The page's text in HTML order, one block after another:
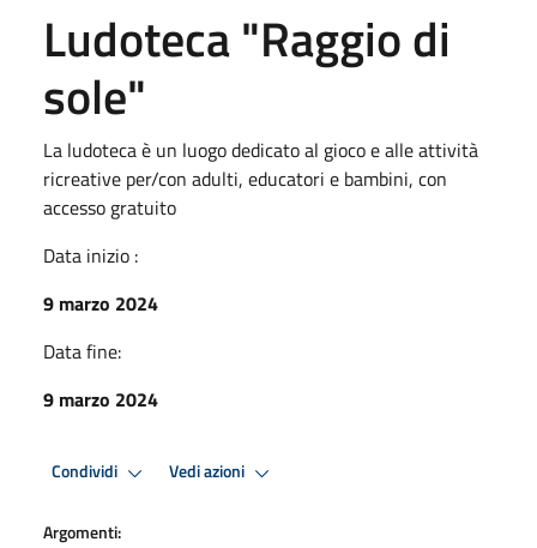
Ludoteca "Raggio di
sole"
La ludoteca è un luogo dedicato al gioco e alle attività
ricreative per/con adulti, educatori e bambini, con
accesso gratuito
Data inizio :
9 marzo 2024
Data fine:
9 marzo 2024
Condividi Vedi azioni
Argomenti: